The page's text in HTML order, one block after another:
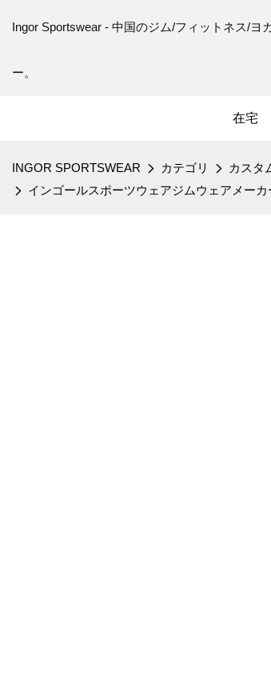
Ingor Sportswear - 中国のジム/フィットネス/
ー。
在宅
INGOR SPORTSWEAR カテゴリ
カスタ
インゴールスポーツウェアジムウェアメー